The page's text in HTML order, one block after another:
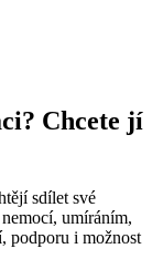
Chcete jí
sdílet své
umíráním,
podporu i možnost